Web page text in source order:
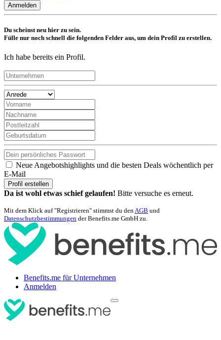
Anmelden
Du scheinst neu hier zu sein.
Fülle nur noch schnell die folgenden Felder aus, um dein Profil zu erstellen.
Ich habe bereits ein Profil.
Neue Angebotshighlights und die besten Deals wöchentlich per
E-Mail
Profil erstellen
Da ist wohl etwas schief gelaufen! Bitte versuche es erneut.
Mit dem Klick auf "Registrieren" stimmst du denAGB und
Datenschutzbestimmungen der Benefits.me GmbH zu.
Benefits.me für Unternehmen
Anmelden